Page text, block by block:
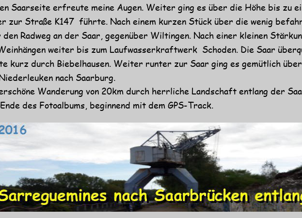
Saarseite erfreute meine Augen. Weiter ging es über die Höhe bis zu
zur Straße K147  führte. Nach einem kurzen Stück über die wenig
Radweg an der Saar, gegenüber Wiltingen. Nach einer kleinen
weiter bis zum Laufwasserkraftwerk  Schoden. Die Saar
kurz durch Biebelhausen. Weiter runter zur Saar ging es gemütlich
nach Saarburg.
Wanderung von 20km durch herrliche Landschaft entlang der
des Fotoalbums, beginnend mit dem GPS-Track.